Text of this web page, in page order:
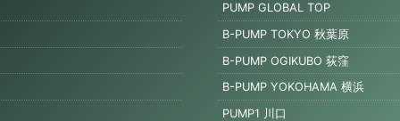
PUMP GLOBAL TOP
B-PUMP TOKYO 秋葉原
B-PUMP OGIKUBO 荻窪
B-PUMP YOKOHAMA 横浜
PUMP1 川口